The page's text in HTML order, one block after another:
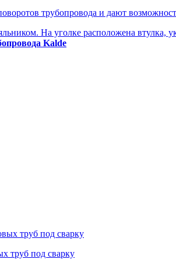
трубопровода и дают
На уголке расположена втулка,
Kalde
труб под сварку